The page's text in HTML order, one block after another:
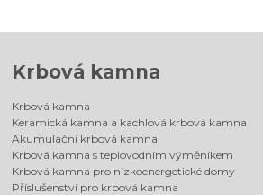
Krbová kamna
Krbová kamna
Keramická kamna a kachlová krbová kamna
Akumulační krbová kamna
Krbová kamna s teplovodním výměníkem
Krbová kamna pro nízkoenergetické domy
Příslušenství pro krbová kamna